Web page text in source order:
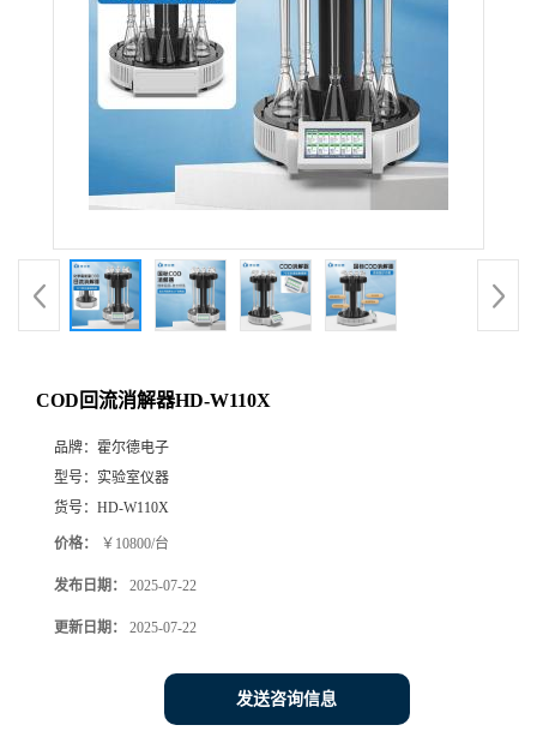
COD回流消解器HD-W110X
品牌： 霍尔德电子
型号： 实验室仪器
货号： HD-W110X
价格： ￥10800/台
发布日期： 2025-07-22
更新日期： 2025-07-22
发送咨询信息